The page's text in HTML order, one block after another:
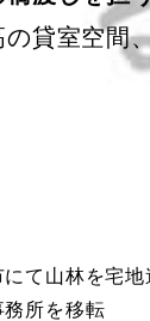
貸室空間
林を宅地造
を移転